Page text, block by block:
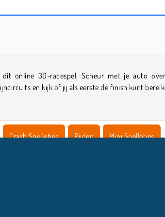
en kijk of jij als eerste de finish kunt
Crash Spelletjes Rijden Mini Spelletjes